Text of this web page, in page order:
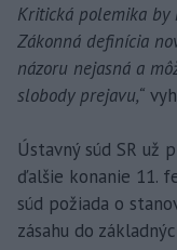
Kritická polemika by
Zákonná definícia
názoru nejasná a
slobody prejavu,“
Ústavný súd SR už
ďalšie konanie 11.
súd požiada o
zásahu do